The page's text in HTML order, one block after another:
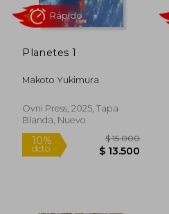
Planetes 1
Makoto Yukimura
Ovni Press, 2025, Tapa
Blanda, Nuevo